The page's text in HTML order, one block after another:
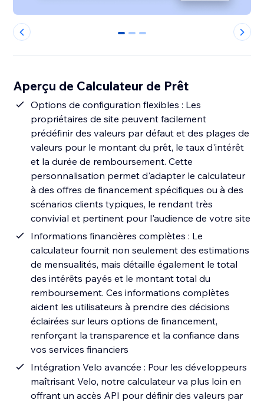
0 1 2
Aperçu de Calculateur de Prêt
Options de configuration flexibles : Les
propriétaires de site peuvent facilement
prédéfinir des valeurs par défaut et des plages de
valeurs pour le montant du prêt, le taux d'intérêt
et la durée de remboursement. Cette
personnalisation permet d'adapter le calculateur
à des offres de financement spécifiques ou à des
scénarios clients typiques, le rendant très
convivial et pertinent pour l'audience de votre site
Informations financières complètes : Le
calculateur fournit non seulement des estimations
de mensualités, mais détaille également le total
des intérêts payés et le montant total du
remboursement. Ces informations complètes
aident les utilisateurs à prendre des décisions
éclairées sur leurs options de financement,
renforçant la transparence et la confiance dans
vos services financiers
Intégration Velo avancée : Pour les développeurs
maîtrisant Velo, notre calculateur va plus loin en
offrant un accès API pour définir des valeurs par